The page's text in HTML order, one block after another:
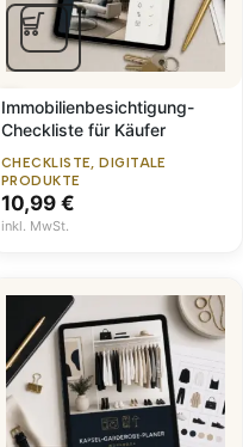
Immobilienbesichtigung-
Checkliste für Käufer
CHECKLISTE, DIGITALE
PRODUKTE
10,99 €
inkl. MwSt.